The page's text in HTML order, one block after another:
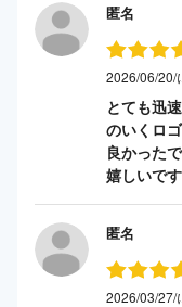
匿名
2026/06/20/
とても迅
のいくロ
良かった
嬉しいで
匿名
2026/03/27/